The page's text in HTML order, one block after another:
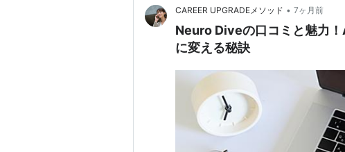
CAREER UPGRADEメソッド • 7ヶ月前
Neuro Diveの口コミと魅力
に変える秘訣